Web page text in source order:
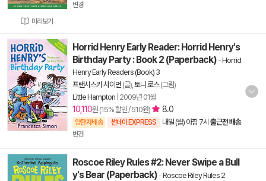
미리보기
변경
Horrid Henry Early Reader: Horrid Henry's
Birthday Party : Book 2 (Paperback) -Horrid
Henry Early Readers (Book) 3
프랜시스카 사이먼 (글), 토니 로스(그림)
Little Hampton 2009년 01월
10,110원 (15% 할인 / 510원) 8.0
양탄자배송 썬데이 EXPRESS 내일 (월) 아침 7시 출근전 배송
변경
Roscoe Riley Rules #2: Never Swipe a Bull
y's Bear (Paperback) -Roscoe Riley Rules 2